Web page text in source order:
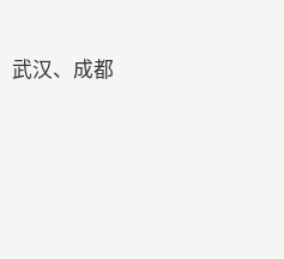
武汉、成都